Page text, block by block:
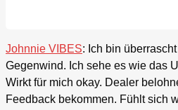
Johnnie VIBES: Ich bin
Gegenwind. Ich sehe es wie das
Wirkt für mich okay. Dealer
Feedback bekommen. Fühlt sich